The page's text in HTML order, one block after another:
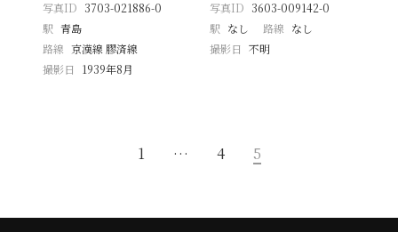
写真ID 3703-021886-0
駅 青島
路線 京漢線 膠済線
撮影日
1939年8月
写真ID 3603-009142-0
駅 なし 路線 なし
撮影日 不明
1 … 4 5